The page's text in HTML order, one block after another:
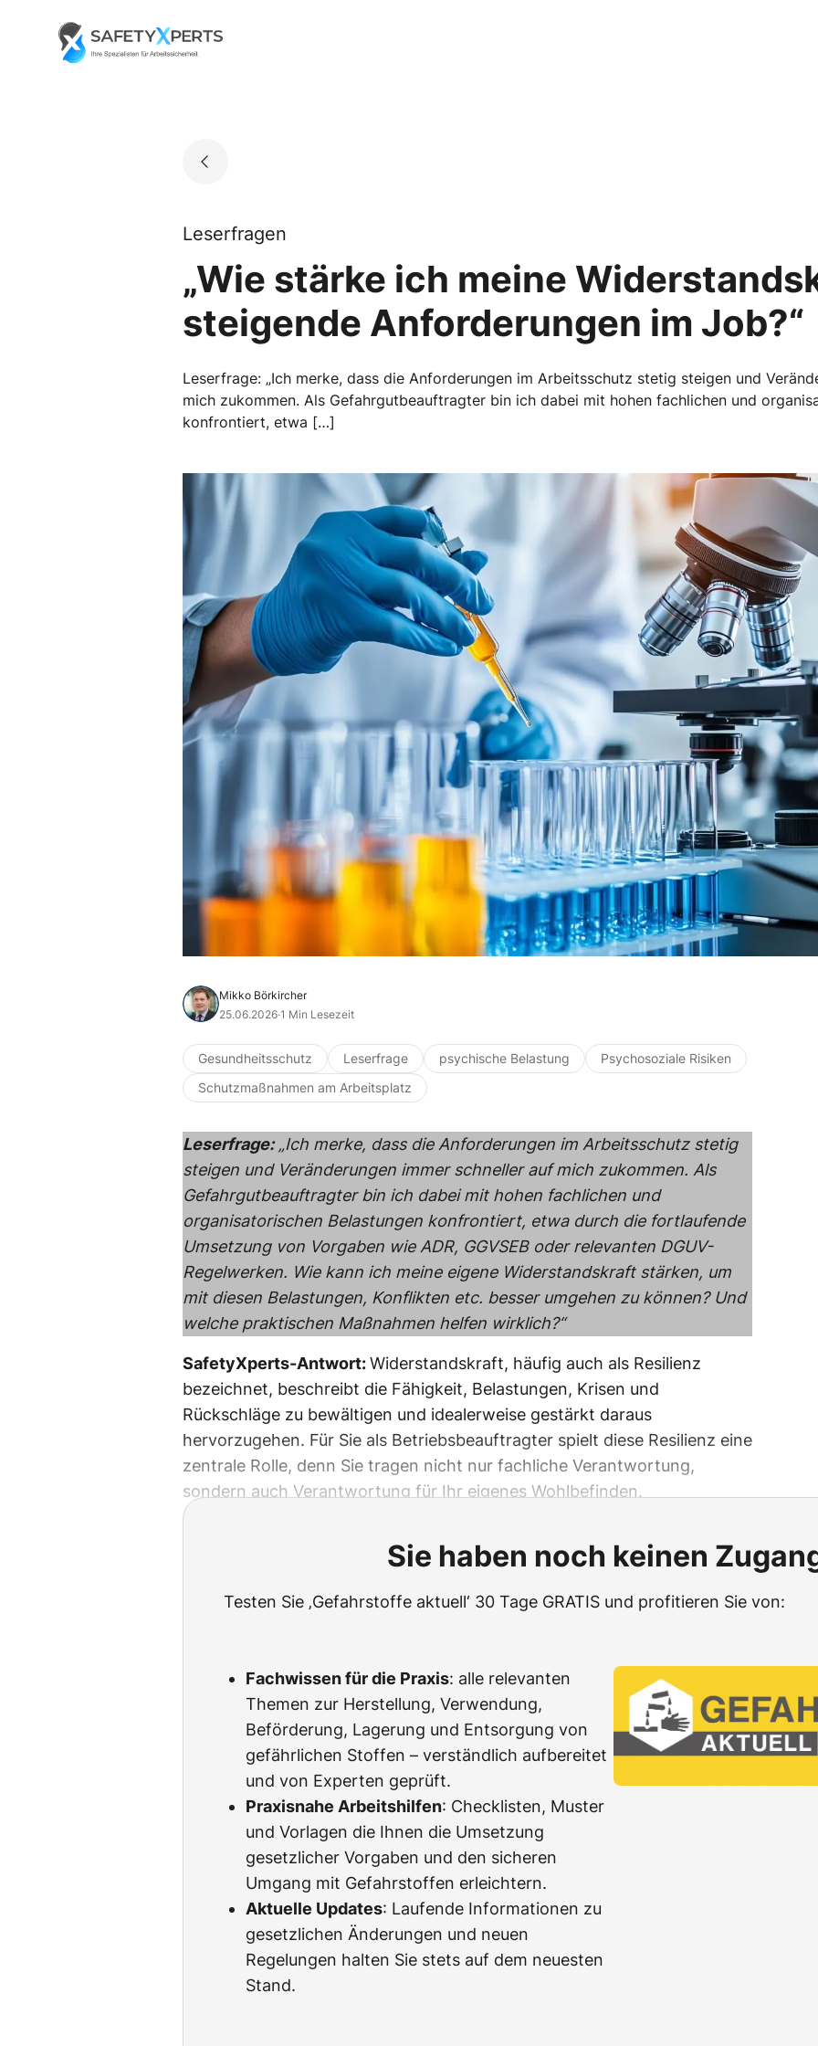
Go to landing page.
Leserfragen
„Wie stärke ich meine
steigende Anforderungen im Job?“
Leserfrage: „Ich merke, dass die Anforderungen im Arbeitsschutz stetig steigen und
mich zukommen. Als Gefahrgutbeauftragter bin ich dabei mit hohen fachlichen und
konfrontiert, etwa […]
Mikko Börkircher
25.06.2026·1 Min Lesezeit
Gesundheitsschutz Leserfrage psychische Belastung
Psychosoziale Risiken
Schutzmaßnahmen am Arbeitsplatz
Leserfrage:„Ich merke, dass die Anforderungen im Arbeitsschutz stetig
steigen und Veränderungen immer schneller auf mich zukommen. Als
Gefahrgutbeauftragter bin ich dabei mit hohen fachlichen und
organisatorischen Belastungen konfrontiert, etwa durch die fortlaufende
Umsetzung von Vorgaben wie ADR, GGVSEB oder relevanten DGUV-
Regelwerken. Wie kann ich meine eigene Widerstandskraft stärken, um
mit diesen Belastungen, Konflikten etc. besser umgehen zu können? Und
welche praktischen Maßnahmen helfen wirklich?“
SafetyXperts-Antwort:Widerstandskraft, häufig auch als Resilienz
bezeichnet, beschreibt die Fähigkeit, Belastungen, Krisen und
Rückschläge zu bewältigen und idealerweise gestärkt daraus
hervorzugehen. Für Sie als Betriebsbeauftragter spielt diese Resilienz eine
zentrale Rolle, denn Sie tragen nicht nur fachliche Verantwortung,
sondern auch Verantwortung für Ihr eigenes Wohlbefinden.
Sie haben noch keinen
Testen Sie ‚Gefahrstoffe aktuell‘ 30 Tage GRATIS und profitieren Sie von:
Fachwissen für die Praxis: alle relevanten
Themen zur Herstellung, Verwendung,
Beförderung, Lagerung und Entsorgung von
gefährlichen Stoffen – verständlich aufbereitet
und von Experten geprüft.
Praxisnahe Arbeitshilfen: Checklisten, Muster
und Vorlagen die Ihnen die Umsetzung
gesetzlicher Vorgaben und den sicheren
Umgang mit Gefahrstoffen erleichtern.
Aktuelle Updates: Laufende Informationen zu
gesetzlichen Änderungen und neuen
Regelungen halten Sie stets auf dem neuesten
Stand.